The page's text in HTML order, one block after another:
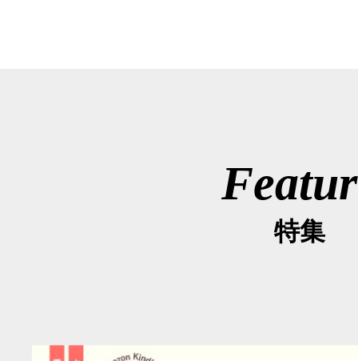
特集